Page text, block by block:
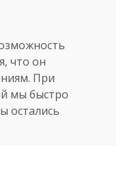
что он
При
мы быстро
остались